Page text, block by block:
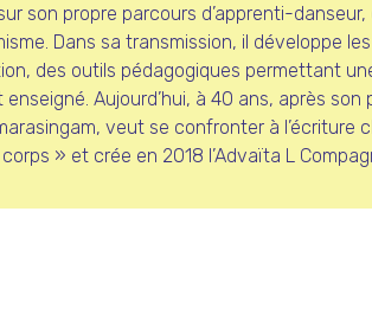
son propre parcours d’apprenti-danseur,
Dans sa transmission, il développe
des outils pédagogiques permettant
Aujourd’hui, à 40 ans, après son
veut se confronter à l’écriture
» et crée en 2018 l’Advaïta L